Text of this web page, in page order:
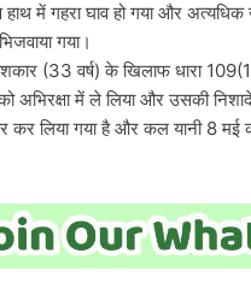
में गहरा घाव हो गया और
गया।
वंशकार (33 वर्ष) के खिलाफ धारा
अभिरक्षा में ले लिया और उसकी
कर लिया गया है और कल यानी 8 मई